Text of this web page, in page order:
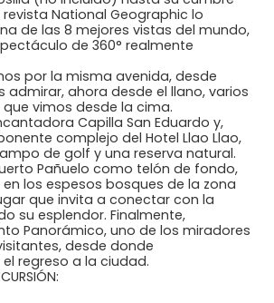
revista National Geographic lo
de las 8 mejores vistas del mundo,
de 360° realmente
por la misma avenida, desde
admirar, ahora desde el llano, varios
vimos desde la cima.
Capilla San Eduardo y,
complejo del Hotel Llao Llao,
de golf y una reserva natural.
Pañuelo como telón de fondo,
los espesos bosques de la zona
que invita a conectar con la
su esplendor. Finalmente,
Panorámico, uno de los miradores
desde donde
regreso a la ciudad.